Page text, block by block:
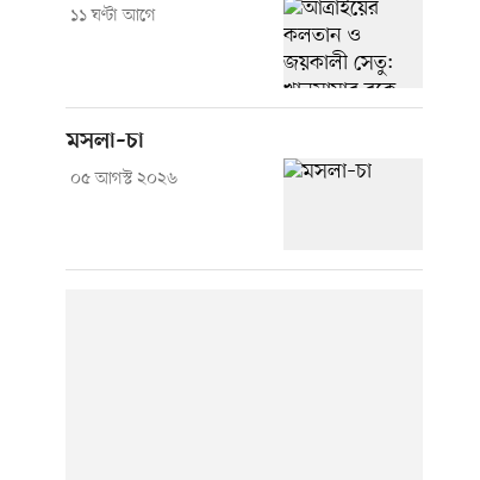
১১ ঘণ্টা আগে
মসলা–চা
০৫ আগস্ট ২০২৬